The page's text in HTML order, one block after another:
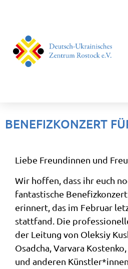
BENEFIZKONZERT
Liebe Freundinnen und
Wir hoffen, dass ihr euch
fantastische
erinnert, das im Februar
stattfand. Die
der Leitung von Oleksiy
Osadcha, Varvara
und anderen